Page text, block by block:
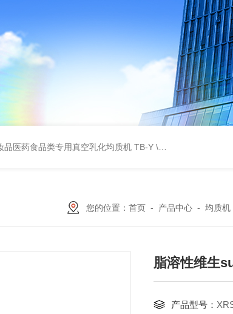
品医药食品类专用真空乳化均质机 TB-Y \TB-SSID全自动圆瓶罐贴标机
您的位置： 首页 - 产品中心 - 均质机
脂溶性维生
产品型号：